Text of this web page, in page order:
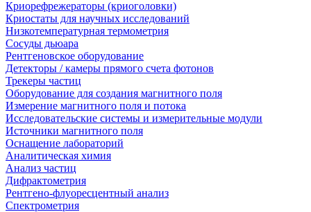
Криорефрежераторы (криоголовки)
Криостаты для научных исследований
Низкотемпературная термометрия
Сосуды дьюара
Рентгеновское оборудование
Детекторы / камеры прямого счета фотонов
Трекеры частиц
Оборудование для создания магнитного поля
Измерение магнитного поля и потока
Исследовательские системы и измерительные модули
Источники магнитного поля
Оснащение лабораторий
Аналитическая химия
Анализ частиц
Дифрактометрия
Рентгено-флуоресцентный анализ
Спектрометрия